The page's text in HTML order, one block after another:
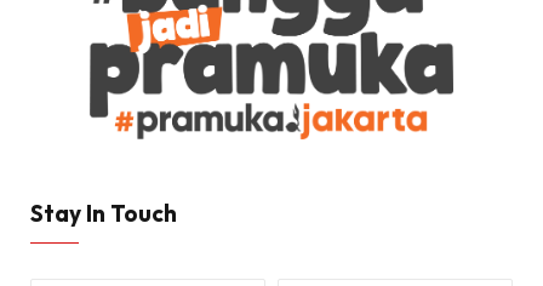
Stay In Touch